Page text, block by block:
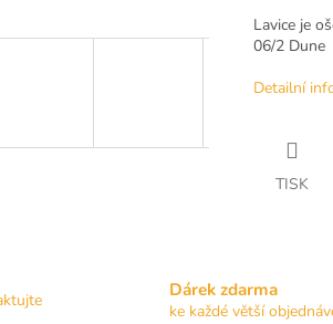
Lavice je
06/2 Dune
Detailní
TISK
Dárek zdarma
ke každé větší